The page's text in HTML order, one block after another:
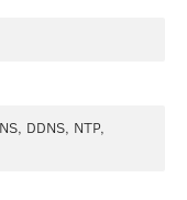
DDNS, NTP,